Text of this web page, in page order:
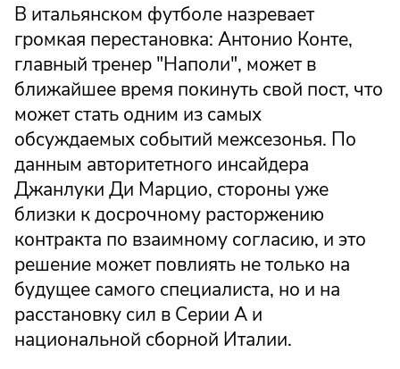
В итальянском футболе назревает
громкая перестановка: Антонио Конте,
главный тренер "Наполи", может в
ближайшее время покинуть свой пост, что
может стать одним из самых
обсуждаемых событий межсезонья. По
данным авторитетного инсайдера
Джанлуки Ди Марцио, стороны уже
близки к досрочному расторжению
контракта по взаимному согласию, и это
решение может повлиять не только на
будущее самого специалиста, но и на
расстановку сил в Серии А и
национальной сборной Италии.